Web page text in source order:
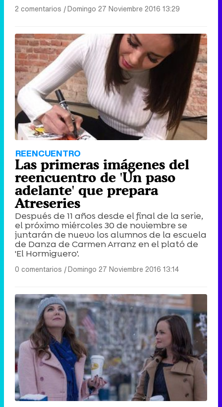
2 comentarios |Domingo 27 Noviembre 2016 13:29
REENCUENTRO
Las primeras imágenes del
reencuentro de 'Un paso
adelante' que prepara
Atreseries
Después de 11 años desde el final de la serie,
el próximo miércoles 30 de noviembre se
juntarán de nuevo los alumnos de la escuela
de Danza de Carmen Arranz en el plató de
'El Hormiguero'.
0 comentarios |Domingo 27 Noviembre 2016 13:14